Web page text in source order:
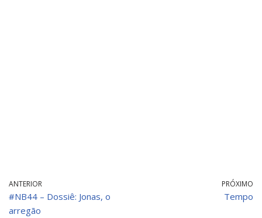
ANTERIOR
#NB44 – Dossiê: Jonas, o
arregão
PRÓXIMO
Tempo